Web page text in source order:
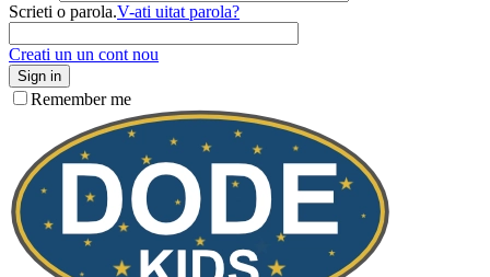
Scrieti o parola.V-ati uitat parola?
Creati un un cont nou
Sign in
Remember me